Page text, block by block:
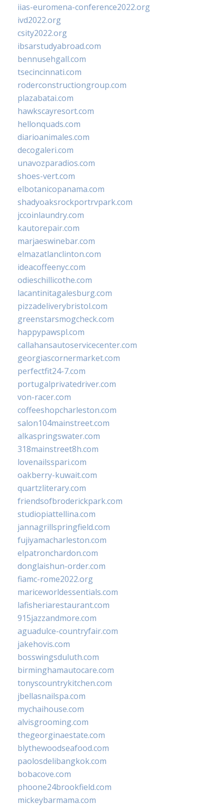
iias-euromena-conference2022.org
ivd2022.org
csity2022.org
ibsarstudyabroad.com
bennusehgall.com
tsecincinnati.com
roderconstructiongroup.com
plazabatai.com
hawkscayresort.com
hellonquads.com
diarioanimales.com
decogaleri.com
unavozparadios.com
shoes-vert.com
elbotanicopanama.com
shadyoaksrockportrvpark.com
jccoinlaundry.com
kautorepair.com
marjaeswinebar.com
elmazatlanclinton.com
ideacoffeenyc.com
odieschillicothe.com
lacantinitagalesburg.com
pizzadeliverybristol.com
greenstarsmogcheck.com
happypawspl.com
callahansautoservicecenter.com
georgiascornermarket.com
perfectfit24-7.com
portugalprivatedriver.com
von-racer.com
coffeeshopcharleston.com
salon104mainstreet.com
alkaspringswater.com
318mainstreet8h.com
lovenailsspari.com
oakberry-kuwait.com
quartzliterary.com
friendsofbroderickpark.com
studiopiattellina.com
jannagrillspringfield.com
fujiyamacharleston.com
elpatronchardon.com
donglaishun-order.com
fiamc-rome2022.org
mariceworldessentials.com
lafisheriarestaurant.com
915jazzandmore.com
aguadulce-countryfair.com
jakehovis.com
bosswingsduluth.com
birminghamautocare.com
tonyscountrykitchen.com
jbellasnailspa.com
mychaihouse.com
alvisgrooming.com
thegeorginaestate.com
blythewoodseafood.com
paolosdelibangkok.com
bobacove.com
phoone24brookfield.com
mickeybarmama.com